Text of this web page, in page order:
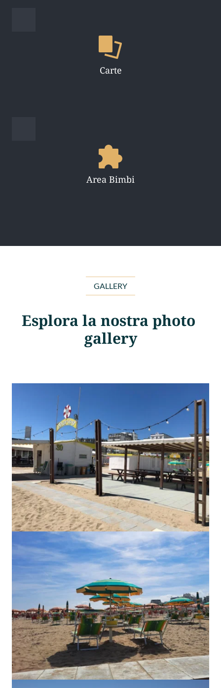
Carte
Area Bimbi
GALLERY
Esplora la nostra photo
gallery